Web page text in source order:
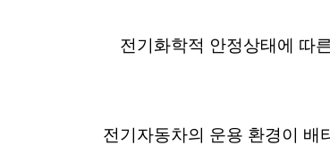
전기화학적 안정상태에 따
전기자동차의 운용 환경이 배